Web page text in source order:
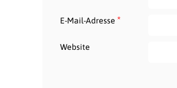
E-Mail-Adresse *
Website